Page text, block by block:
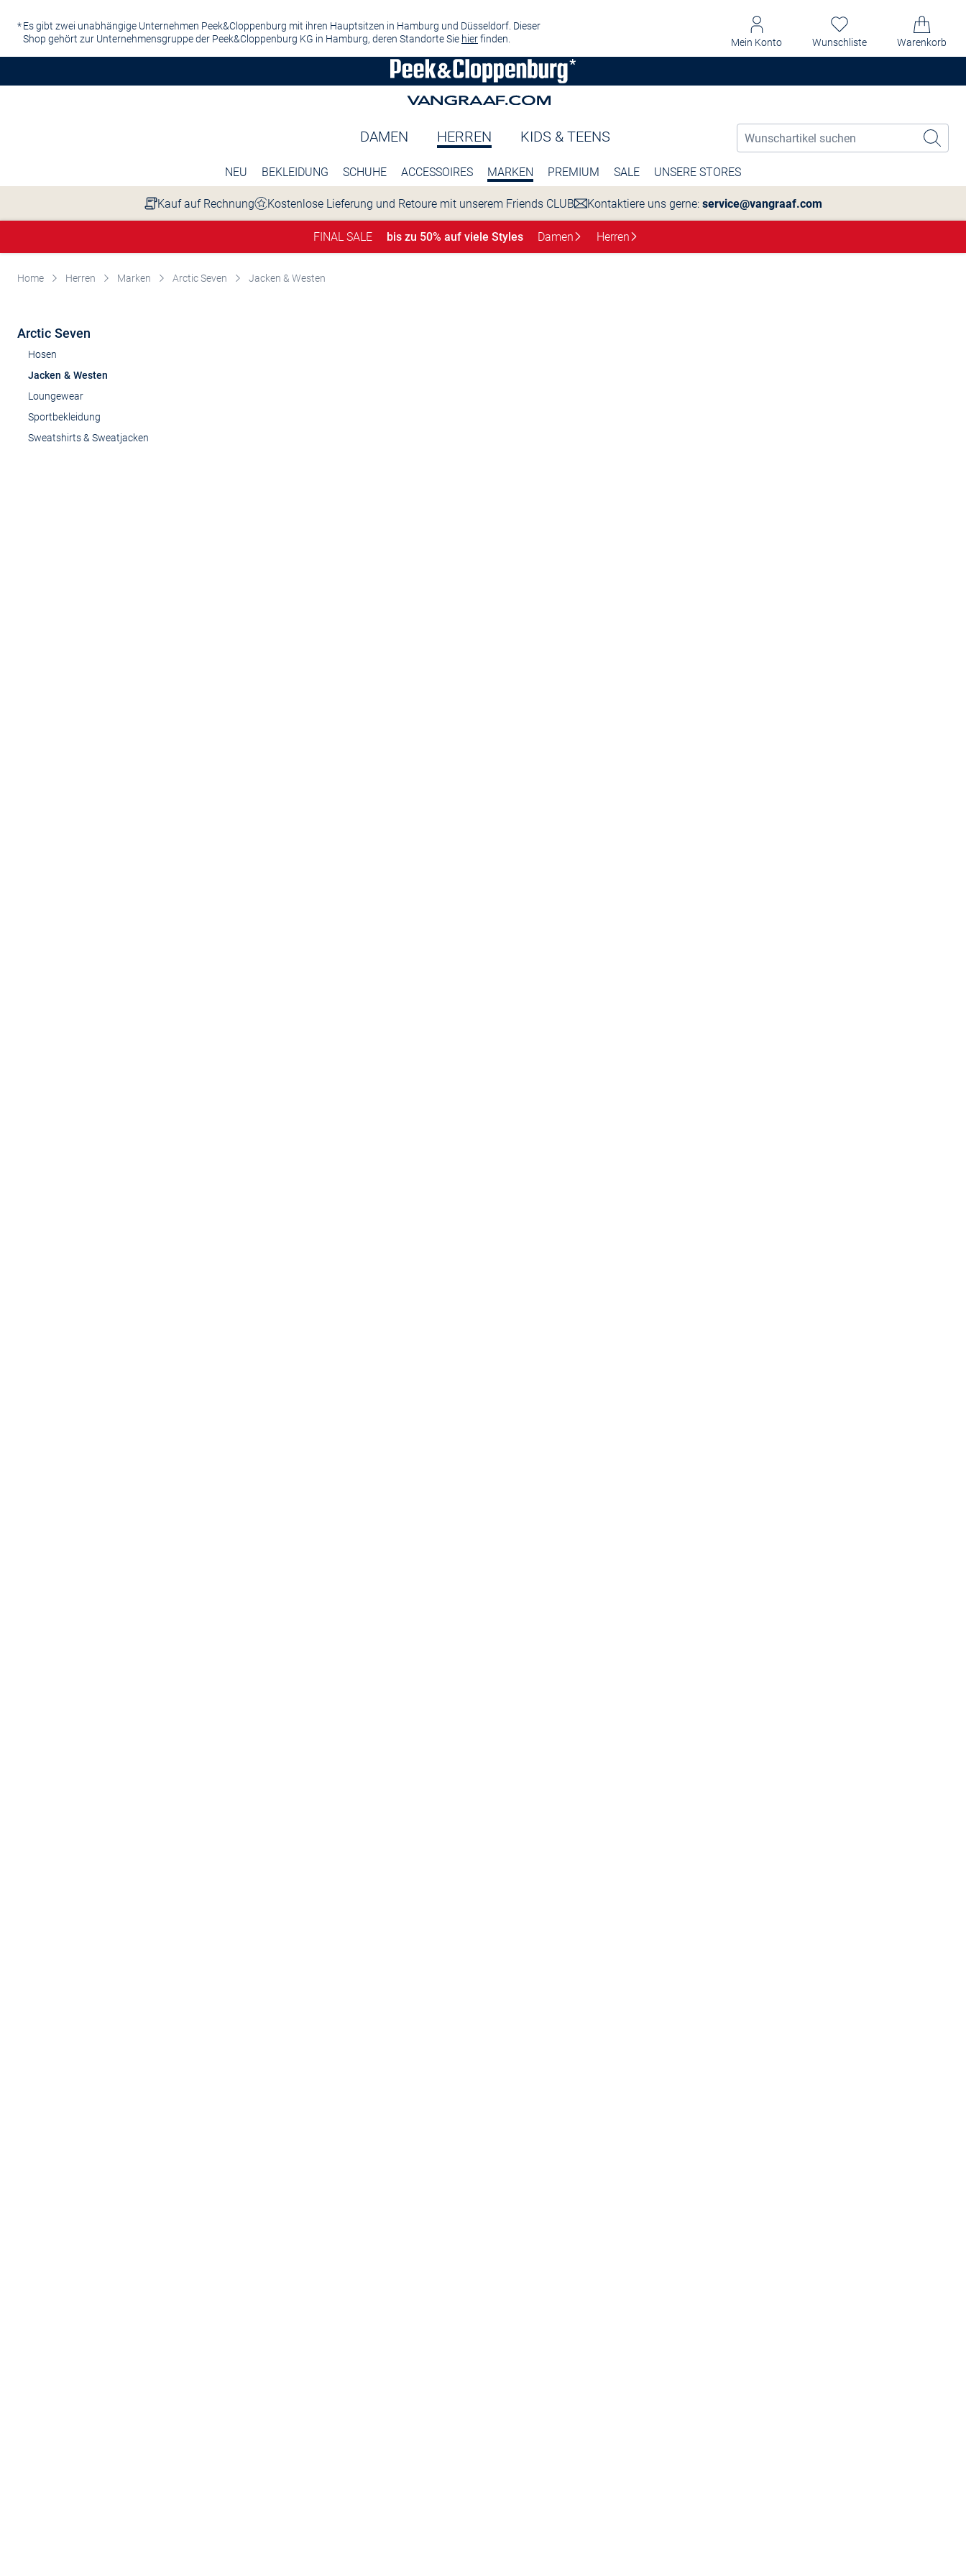
Es gibt zwei unabhängige Unternehmen Peek&Cloppenburg mit ihren Hauptsitzen in Hamburg und Düsseldorf. Dieser
Shop gehört zur Unternehmensgruppe der Peek&Cloppenburg KG in Hamburg, deren Standorte Sie hierfinden. Mein Konto Wunschliste Warenkorb
DAMEN HERREN KIDS & TEENS
NEU BEKLEIDUNG SCHUHE ACCESSOIRES MARKEN PREMIUM SALE UNSERE STORES
Kauf auf Rechnung Kostenlose Lieferung und Retoure mit unserem Friends CLUB Kontaktiere uns gerne: service@vangraaf.com
FINAL SALE bis zu 50% auf viele Styles Damen Herren
Home Herren Marken Arctic Seven Jacken & Westen
Arctic Seven
Hosen
Jacken & Westen
Loungewear
Sportbekleidung
Sweatshirts & Sweatjacken